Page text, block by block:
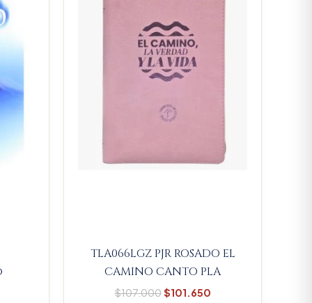
TLA066LGZ PJR ROSADO EL
CAMINO CANTO PLA
$107.000$101.650